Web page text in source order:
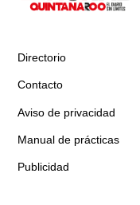
Directorio
Contacto
Aviso de privacidad
Manual de prácticas
Publicidad